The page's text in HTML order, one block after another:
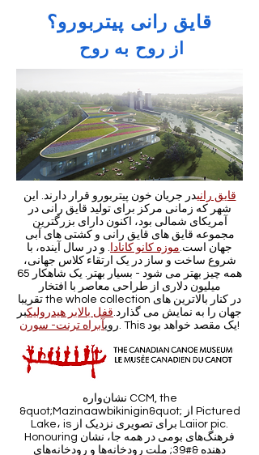
قایق رانی پیتربورو؟
از روح به روح
قایق رانیدر جریان خون پیتربورو قرار دارند. این
شهر که زمانی مرکز برای تولید قایق رانی در
آمریکای شمالی بود، اکنون دارای بزرگترین
مجموعه قایق های قایق رانی و کشتی های آبی
جهان است.موزه کانو کانادا . و در سال آینده، با
شروع ساخت و ساز در یک ارتقاء کلاس جهانی،
همه چیز بهتر می شود - بسیار بهتر. یک شاهکار 65
میلیون دلاری از طراحی معاصر با افتخار
تقریبا the whole collection در کنار بالاترین های
جهان را به نمایش می گذارد.قفل بالابر هیدرولیکبر
رویآبراه ترنت- سورن . This یک مقصد خواهد بود!
نشان‌واره CCM, the
&quot;Mazinaawbikinigin&quot; از Pictured
Lake، is برای تصویری نزدیک از Laiior pic.
Honouring فرهنگ‌های بومی در همه جا، نشان
دهنده &#39; ملت رودخانه‌ها و رودخانه‌های